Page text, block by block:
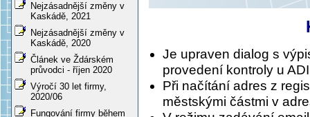
Nejzásadnější změny v
Kaskádě, 2021
Nejzásadnější změny v
Kaskádě, 2020
Článek ve Ždárském
průvodci - říjen 2020
Výročí 30 let firmy,
2020/06
Fungování firmy během
Je upraven dialog s
provedení kontroly u
Při načítání adres z
městskými částmi v